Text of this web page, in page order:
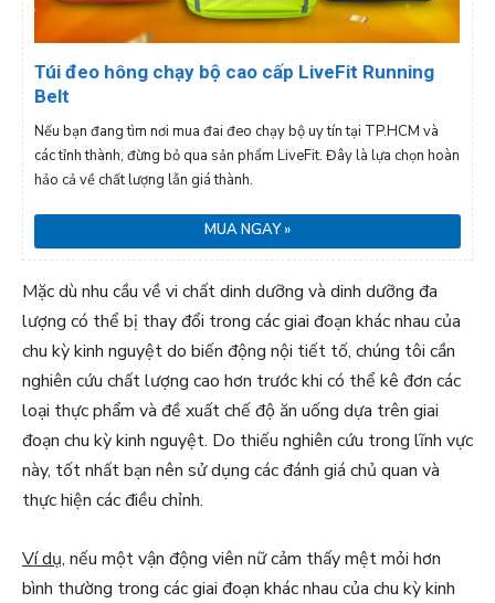
Túi đeo hông chạy bộ cao cấp LiveFit Running
Belt
Nếu bạn đang tìm nơi mua đai đeo chạy bộ uy tín tại TP.HCM và
các tỉnh thành, đừng bỏ qua sản phẩm LiveFit. Đây là lựa chọn hoàn
hảo cả về chất lượng lẫn giá thành.
MUA NGAY »
Mặc dù nhu cầu về vi chất dinh dưỡng và dinh dưỡng đa
lượng có thể bị thay đổi trong các giai đoạn khác nhau của
chu kỳ kinh nguyệt do biến động nội tiết tố, chúng tôi cần
nghiên cứu chất lượng cao hơn trước khi có thể kê đơn các
loại thực phẩm và đề xuất chế độ ăn uống dựa trên giai
đoạn chu kỳ kinh nguyệt. Do thiếu nghiên cứu trong lĩnh vực
này, tốt nhất bạn nên sử dụng các đánh giá chủ quan và
thực hiện các điều chỉnh.
Ví dụ, nếu một vận động viên nữ cảm thấy mệt mỏi hơn
bình thường trong các giai đoạn khác nhau của chu kỳ kinh